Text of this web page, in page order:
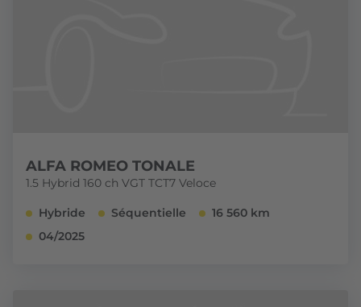
ALFA ROMEO TONALE
1.5 Hybrid 160 ch VGT TCT7 Veloce
Hybride Séquentielle
16 560 km
04/2025